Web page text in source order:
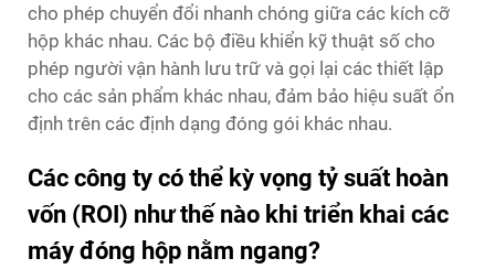
cho phép chuyển đổi nhanh chóng giữa các kích cỡ
hộp khác nhau. Các bộ điều khiển kỹ thuật số cho
phép người vận hành lưu trữ và gọi lại các thiết lập
cho các sản phẩm khác nhau, đảm bảo hiệu suất ổn
định trên các định dạng đóng gói khác nhau.
Các công ty có thể kỳ vọng tỷ suất hoàn
vốn (ROI) như thế nào khi triển khai các
máy đóng hộp nằm ngang?